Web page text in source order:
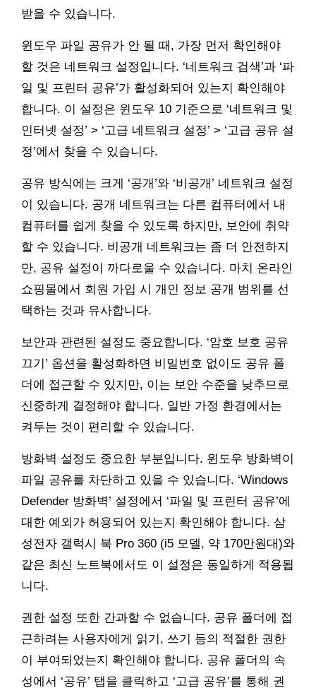
받을 수 있습니다.
윈도우 파일 공유가 안 될 때, 가장 먼저 확인해야
할 것은 네트워크 설정입니다. ‘네트워크 검색’과 ‘파
일 및 프린터 공유’가 활성화되어 있는지 확인해야
합니다. 이 설정은 윈도우 10 기준으로 ‘네트워크 및
인터넷 설정’ > ‘고급 네트워크 설정’ > ‘고급 공유 설
정’에서 찾을 수 있습니다.
공유 방식에는 크게 ‘공개’와 ‘비공개’ 네트워크 설정
이 있습니다. 공개 네트워크는 다른 컴퓨터에서 내
컴퓨터를 쉽게 찾을 수 있도록 하지만, 보안에 취약
할 수 있습니다. 비공개 네트워크는 좀 더 안전하지
만, 공유 설정이 까다로울 수 있습니다. 마치 온라인
쇼핑몰에서 회원 가입 시 개인 정보 공개 범위를 선
택하는 것과 유사합니다.
보안과 관련된 설정도 중요합니다. ‘암호 보호 공유
끄기’ 옵션을 활성화하면 비밀번호 없이도 공유 폴
더에 접근할 수 있지만, 이는 보안 수준을 낮추므로
신중하게 결정해야 합니다. 일반 가정 환경에서는
켜두는 것이 편리할 수 있습니다.
방화벽 설정도 중요한 부분입니다. 윈도우 방화벽이
파일 공유를 차단하고 있을 수 있습니다. ‘Windows
Defender 방화벽’ 설정에서 ‘파일 및 프린터 공유’에
대한 예외가 허용되어 있는지 확인해야 합니다. 삼
성전자 갤럭시 북 Pro 360 (i5 모델, 약 170만원대)와
같은 최신 노트북에서도 이 설정은 동일하게 적용됩
니다.
권한 설정 또한 간과할 수 없습니다. 공유 폴더에 접
근하려는 사용자에게 읽기, 쓰기 등의 적절한 권한
이 부여되었는지 확인해야 합니다. 공유 폴더의 속
성에서 ‘공유’ 탭을 클릭하고 ‘고급 공유’를 통해 권